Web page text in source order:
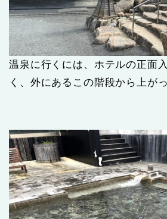
温泉に行くには、ホテルの正面
く、外にあるこの階段から上が